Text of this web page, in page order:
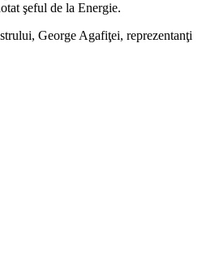
şeful de la Energie.
George Agafiţei, reprezentanţi